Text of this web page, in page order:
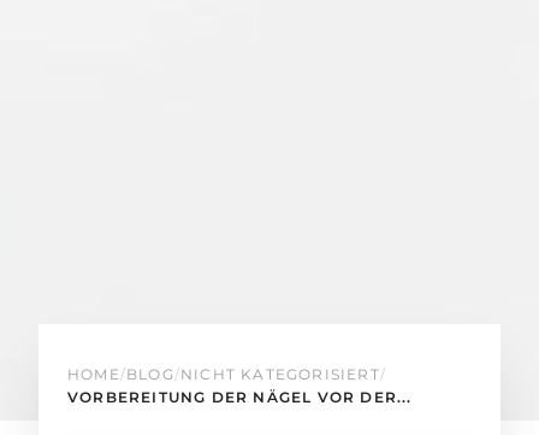
HOME /BLOG /NICHT KATEGORISIERT/
VORBEREITUNG DER NÄGEL VOR DER...